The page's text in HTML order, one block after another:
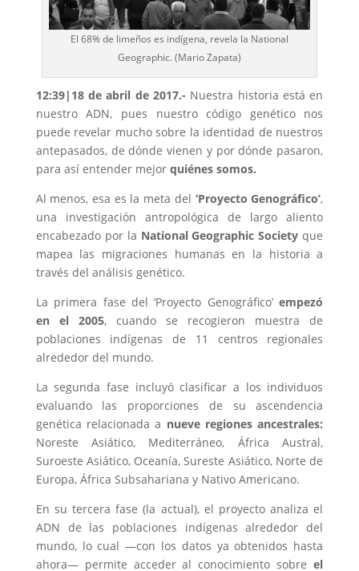
El 68% de limeños es indígena, revela la National
Geographic. (Mario Zapata)
12:39|18 de abril de 2017.- Nuestra historia está en
nuestroADN, pues nuestro código genético nos
puede revelar mucho sobre la identidad de nuestros
antepasados, de dónde vienen y por dónde pasaron,
para así entender mejor quiénes somos.
Al menos, esa es la meta del ‘Proyecto Genográfico’,
una investigación antropológica de largo aliento
encabezado por la National Geographic Society que
mapea las migraciones humanas en la historia a
través del análisis genético.
La primera fase del ‘Proyecto Genográfico’empezó
en el 2005, cuando se recogieron muestra de
poblaciones indígenas de 11 centros regionales
alrededor del mundo.
La segunda fase incluyó clasificar a los individuos
evaluando las proporciones de su ascendencia
genética relacionada a nueve regiones ancestrales:
Noreste Asiático, Mediterráneo, África Austral,
Suroeste Asiático, Oceanía, Sureste Asiático, Norte de
Europa, África Subsahariana y Nativo Americano.
En su tercera fase (la actual), el proyecto analiza el
ADN de las poblaciones indígenas alrededor del
mundo, lo cual —con los datos ya obtenidos hasta
ahora— permite acceder al conocimiento sobreel